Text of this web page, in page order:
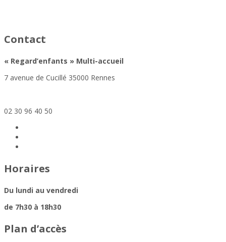
Contact
« Regard’enfants » Multi-accueil
7 avenue de Cucillé 35000 Rennes
02 30 96 40 50
Horaires
Du lundi au vendredi
de 7h30 à 18h30
Plan d’accès